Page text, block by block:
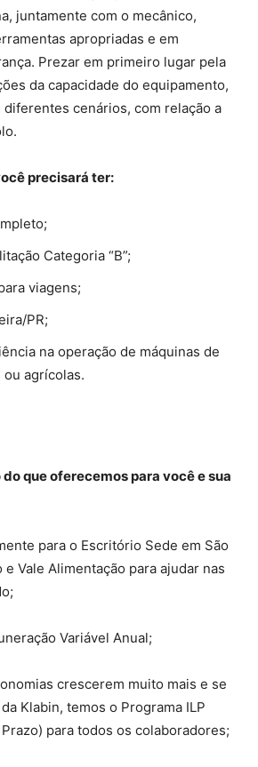
juntamente com o mecânico,
apropriadas e em
Prezar em primeiro lugar pela
da capacidade do equipamento,
cenários, com relação a
precisará ter:
Categoria “B”;
viagens;
PR;
na operação de máquinas de
agrícolas.
que oferecemos para você e sua
para o Escritório Sede em São
Vale Alimentação para ajudar nas
Variável Anual;
crescerem muito mais e se
Klabin, temos o Programa ILP
para todos os colaboradores;